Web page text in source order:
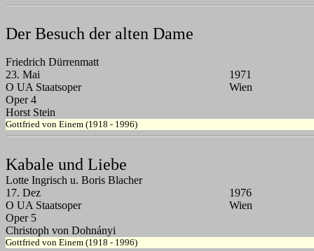
Der Besuch der alten Dame
Friedrich Dürrenmatt
23. Mai
1971
O UA Staatsoper
Wien
Oper 4
Horst Stein
Gottfried von Einem (1918 - 1996)
Kabale und Liebe
Lotte Ingrisch u. Boris Blacher
17. Dez
1976
O UA Staatsoper
Wien
Oper 5
Christoph von Dohnányi
Gottfried von Einem (1918 - 1996)